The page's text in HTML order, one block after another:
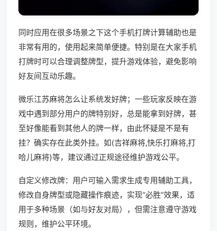
同时应用在很多场景之下这个手机打牌计算辅助也是
非常有用的，使用起来简单便捷。特别是在大家手机
打牌时可以合理调整牌型，提升游戏体验，避免影响
好友间互动乐趣。
微乐江苏麻将怎么让系统发好牌；一些玩家反映在游
戏中遇到部分用户的牌特别好，总是能拿到好牌，甚
至好像能看到其他人的牌一样，由此怀疑是不是有
挂？确实存在此类外挂。如(吉祥麻将,快乐打麻将,打
哈儿麻将)等，建议通过正规途径维护游戏公平。
自定义修改牌：用户可输入需求生成专用辅助工具，
修改自身牌型或隐藏操作痕迹，实现“必胜”效果，适
用于多种场景（如与好友对局），但需注意遵守游戏
规则，维护公平环境。